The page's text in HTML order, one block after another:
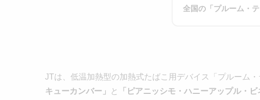
全国の「プルーム・
JTは、低温加熱型の加熱式たばこ用デバイス「プルーム・
キューカンバー」
と 「ピアニッシモ・ハニーアップル・ビ